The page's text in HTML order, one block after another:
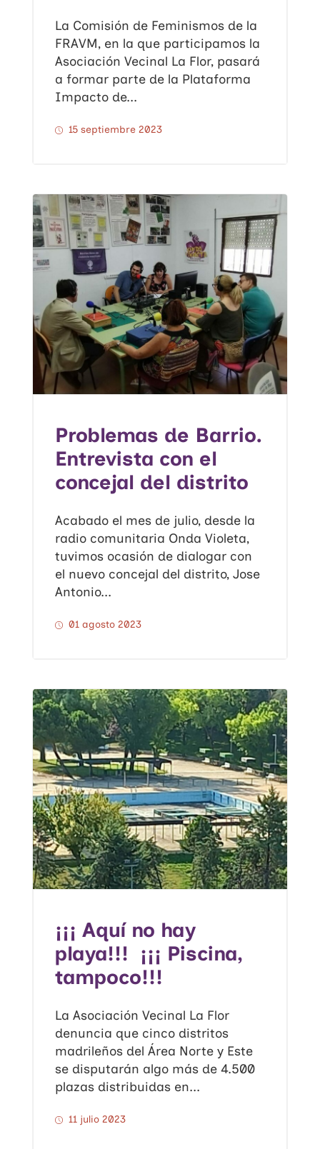
La Comisión de Feminismos de la
FRAVM, en la que participamos la
Asociación Vecinal La Flor, pasará
a formar parte de la Plataforma
Impacto de...
15 septiembre 2023
Problemas de Barrio.
Entrevista con el
concejal del distrito
Acabado el mes de julio, desde la
radio comunitaria Onda Violeta,
tuvimos ocasión de dialogar con
el nuevo concejal del distrito, Jose
Antonio...
01 agosto 2023
¡¡¡ Aquí no hay
playa!!! ¡¡¡ Piscina,
tampoco!!!
La Asociación Vecinal La Flor
denuncia que cinco distritos
madrileños del Área Norte y Este
se disputarán algo más de 4.500
plazas distribuidas en...
11 julio 2023